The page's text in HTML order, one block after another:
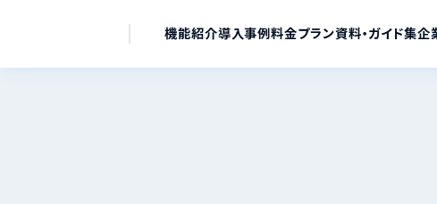
機能紹介導入事例料金プラン資料・ガイド集企